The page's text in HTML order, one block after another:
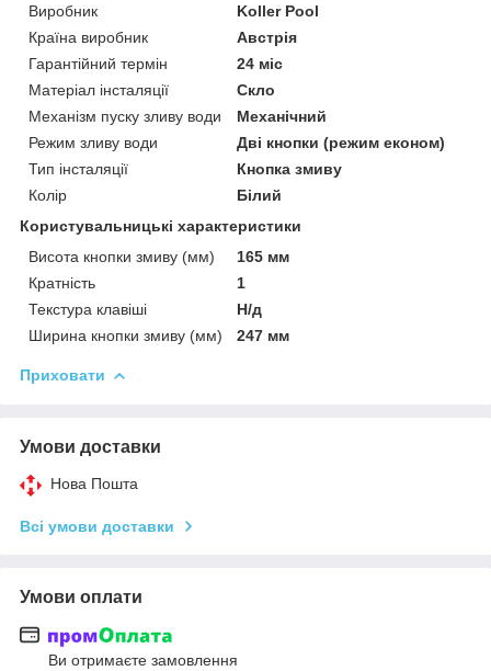
Виробник
Koller Pool
Країна виробник
Австрія
Гарантійний термін
24 міс
Матеріал інсталяції
Скло
Механізм пуску зливу води
Механічний
Режим зливу води
Дві кнопки (режим економ)
Тип інсталяції
Кнопка змиву
Колір
Білий
Користувальницькі характеристики
Висота кнопки змиву (мм)
165 мм
Кратність
1
Текстура клавіші
Н/д
Ширина кнопки змиву (мм)
247 мм
Приховати
Умови доставки
Нова Пошта
Всі умови доставки
Умови оплати
Ви отримаєте замовлення